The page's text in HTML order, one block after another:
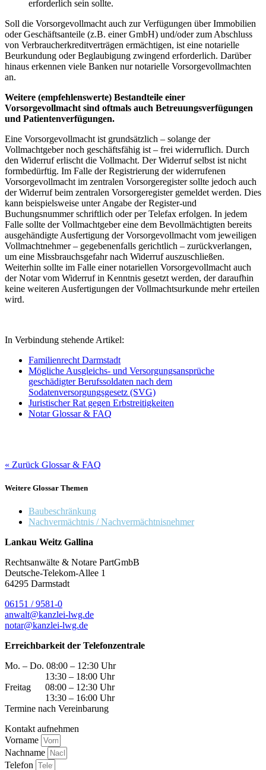
erforderlich sein sollte.
Soll die Vorsorgevollmacht auch zur Verfügungen über Immobilien
oder Geschäftsanteile (z.B. einer GmbH) und/oder zum Abschluss
von Verbraucherkreditverträgen ermächtigen, ist eine notarielle
Beurkundung oder Beglaubigung zwingend erforderlich. Darüber
hinaus erkennen viele Banken nur notarielle Vorsorgevollmachten
an.
Weitere (empfehlenswerte) Bestandteile einer
Vorsorgevollmacht sind oftmals auch Betreuungsverfügungen
und Patientenverfügungen.
Eine Vorsorgevollmacht ist grundsätzlich – solange der
Vollmachtgeber noch geschäftsfähig ist – frei widerruflich. Durch
den Widerruf erlischt die Vollmacht. Der Widerruf selbst ist nicht
formbedürftig. Im Falle der Registrierung der widerrufenen
Vorsorgevollmacht im zentralen Vorsorgeregister sollte jedoch auch
der Widerruf beim zentralen Vorsorgeregister gemeldet werden. Dies
kann beispielsweise unter Angabe der Register-und
Buchungsnummer schriftlich oder per Telefax erfolgen. In jedem
Falle sollte der Vollmachtgeber eine dem Bevollmächtigten bereits
ausgehändigte Ausfertigung der Vorsorgevollmacht vom jeweiligen
Vollmachtnehmer – gegebenenfalls gerichtlich – zurückverlangen,
um eine Missbrauchsgefahr nach Widerruf auszuschließen.
Weiterhin sollte im Falle einer notariellen Vorsorgevollmacht auch
der Notar vom Widerruf in Kenntnis gesetzt werden, der daraufhin
keine weiteren Ausfertigungen der Vollmachtsurkunde mehr erteilen
wird.
In Verbindung stehende Artikel:
Familienrecht Darmstadt
Mögliche Ausgleichs- und Versorgungsansprüche
geschädigter Berufssoldaten nach dem
Sodatenversorgungsgesetz (SVG)
Juristischer Rat gegen Erbstreitigkeiten
Notar Glossar & FAQ
« Zurück Glossar & FAQ
Weitere Glossar Themen
Baubeschränkung
Nachvermächtnis / Nachvermächtnisnehmer
Lankau Weitz Gallina
Rechtsanwälte & Notare PartGmbB
Deutsche-Telekom-Allee 1
64295 Darmstadt
06151 / 9581-0
anwalt@kanzlei-lwg.de
notar@kanzlei-lwg.de
Erreichbarkeit der Telefonzentrale
Mo. – Do. 08:00 – 12:30 Uhr
13:30 – 18:00 Uhr
Freitag 08:00 – 12:30 Uhr
13:30 – 16:00 Uhr
Termine nach Vereinbarung
Kontakt aufnehmen
Vorname
Nachname
Telefon